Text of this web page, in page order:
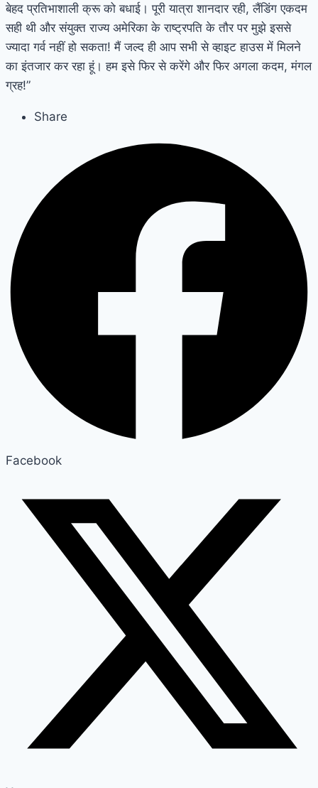
बेहद प्रतिभाशाली क्रू को बधाई। पूरी यात्रा शानदार रही, लैंडिंग एकदम
सही थी और संयुक्त राज्य अमेरिका के राष्ट्रपति के तौर पर मुझे इससे
ज्यादा गर्व नहीं हो सकता! मैं जल्द ही आप सभी से व्हाइट हाउस में मिलने
का इंतजार कर रहा हूं। हम इसे फिर से करेंगे और फिर अगला कदम, मंगल
ग्रह!”
Share
Facebook